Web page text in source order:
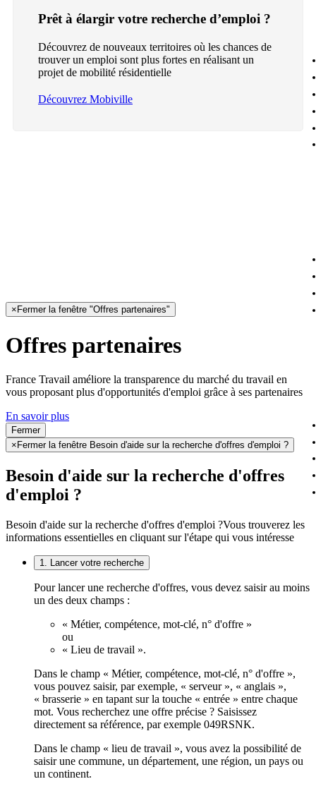
Prêt à élargir votre recherche d’emploi ?
Découvrez de nouveaux territoires où les chances de
trouver un emploi sont plus fortes en réalisant un
projet de mobilité résidentielle
Découvrez Mobiville
× Fermer la fenêtre "Offres partenaires"
Offres partenaires
France Travail améliore la transparence du marché du travail en
vous proposant plus d'opportunités d'emploi grâce à ses partenaires
En savoir plus
Fermer
× Fermer la fenêtre Besoin d'aide sur la recherche d'offres d'emploi ?
Besoin d'aide sur la recherche d'offres
d'emploi ?
Besoin d'aide sur la recherche d'offres d'emploi ?Vous trouverez les
informations essentielles en cliquant sur l'étape qui vous intéresse
1. Lancer votre recherche
Pour lancer une recherche d'offres, vous devez saisir au moins
un des deux champs :
« Métier, compétence, mot-clé, n° d'offre »
ou
« Lieu de travail ».
Dans le champ « Métier, compétence, mot-clé, n° d'offre »,
vous pouvez saisir, par exemple, « serveur », « anglais »,
« brasserie » en tapant sur la touche « entrée » entre chaque
mot. Vous recherchez une offre précise ? Saisissez
directement sa référence, par exemple 049RSNK.
Dans le champ « lieu de travail », vous avez la possibilité de
saisir une commune, un département, une région, un pays ou
un continent.